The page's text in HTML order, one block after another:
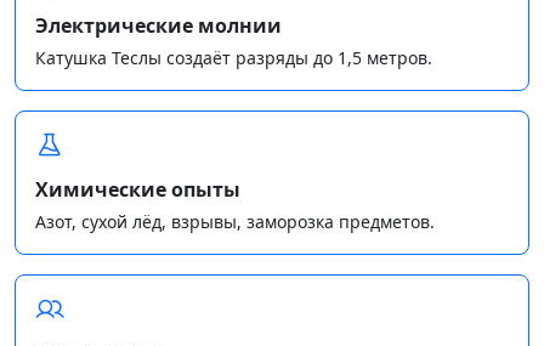
Электрические молнии
Катушка Теслы создаёт разряды до 1,5 метров.
Химические опыты
Азот, сухой лёд, взрывы, заморозка предметов.